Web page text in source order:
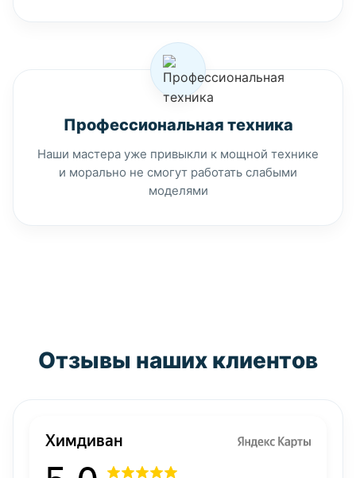
Профессиональная техника
Наши мастера уже привыкли к мощной технике
и морально не смогут работать слабыми
моделями
Отзывы наших клиентов